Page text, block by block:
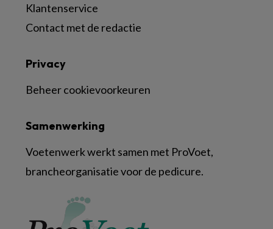
Klantenservice
Contact met de redactie
Samenwerking
Voetenwerk werkt samen met ProVoet,
brancheorganisatie voor de pedicure.
Privacy
Beheer cookievoorkeuren